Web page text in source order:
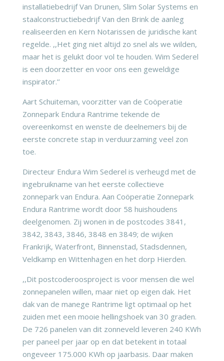
installatiebedrijf Van Drunen, Slim Solar Systems en
staalconstructiebedrijf Van den Brink de aanleg
realiseerden en Kern Notarissen de juridische kant
regelde. ,,Het ging niet altijd zo snel als we wilden,
maar het is gelukt door vol te houden. Wim Sederel
is een doorzetter en voor ons een geweldige
inspirator.’’
Aart Schuiteman, voorzitter van de Coöperatie
Zonnepark Endura Rantrime tekende de
overeenkomst en wenste de deelnemers bij de
eerste concrete stap in verduurzaming veel zon
toe.
Directeur Endura Wim Sederel is verheugd met de
ingebruikname van het eerste collectieve
zonnepark van Endura. Aan Coöperatie Zonnepark
Endura Rantrime wordt door 58 huishoudens
deelgenomen. Zij wonen in de postcodes 3841,
3842, 3843, 3846, 3848 en 3849; de wijken
Frankrijk, Waterfront, Binnenstad, Stadsdennen,
Veldkamp en Wittenhagen en het dorp Hierden.
,,Dit postcoderoosproject is voor mensen die wel
zonnepanelen willen, maar niet op eigen dak. Het
dak van de manege Rantrime ligt optimaal op het
zuiden met een mooie hellingshoek van 30 graden.
De 726 panelen van dit zonneveld leveren 240 KWh
per paneel per jaar op en dat betekent in totaal
ongeveer 175.000 KWh op jaarbasis. Daar maken